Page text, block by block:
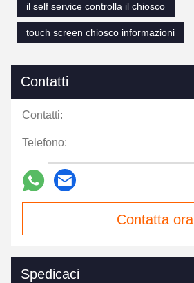
il self service controlla il chiosco
touch screen chiosco informazioni
Contatti
Contatti:
Telefono:
Contatta ora
Spedicaci